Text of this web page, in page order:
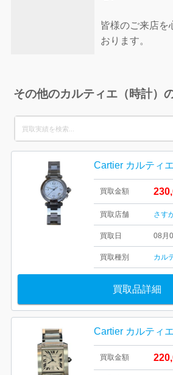
皆様のご来店を
おります。
その他のカルティエ（時計）
for:
Cartier カルティ
買取金額
買取店舗 さす
買取日 08月
買取種別 カル
買取品詳細
Cartier カルティ
買取金額